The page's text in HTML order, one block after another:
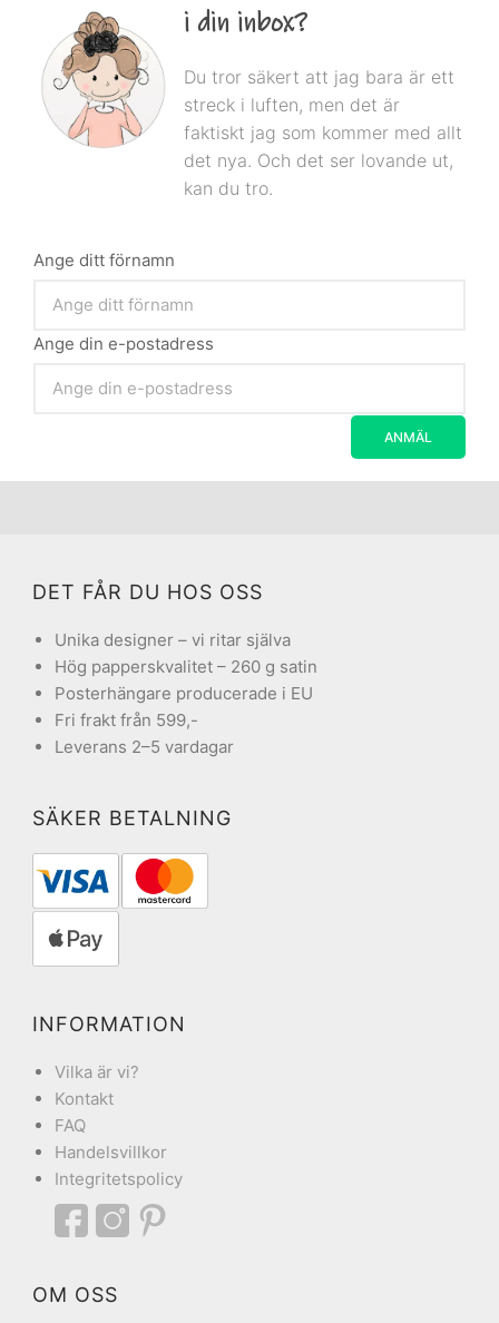
i din inbox?
Du tror säkert att jag bara är ett
streck i luften, men det är
faktiskt jag som kommer med allt
det nya. Och det ser lovande ut,
kan du tro.
Ange ditt förnamn
Ange din e-postadress
DET FÅR DU HOS OSS
Unika designer – vi ritar själva
Hög papperskvalitet – 260 g satin
Posterhängare producerade i EU
Fri frakt från 599,-
Leverans 2–5 vardagar
SÄKER BETALNING
INFORMATION
Vilka är vi?
Kontakt
FAQ
Handelsvillkor
Integritetspolicy
OM OSS